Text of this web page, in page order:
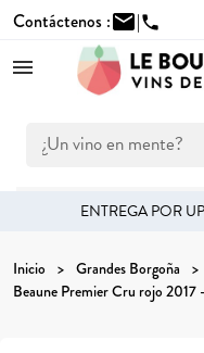
Contáctenos :mail|phone
ENTREGA POR
Inicio
Grandes Borgoña
Beaune Premier Cru rojo 2017